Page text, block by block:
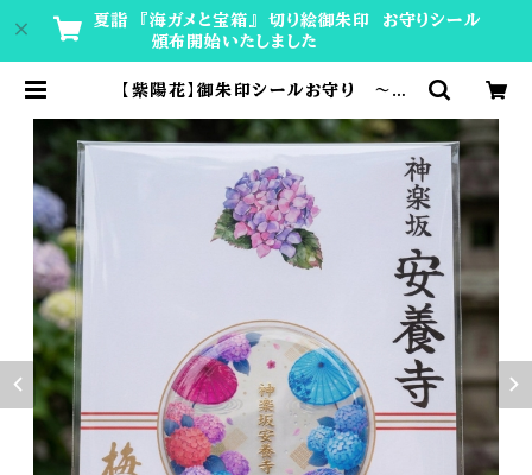
夏詣 『海ガメと宝箱』 切り絵御朱印 お守りシール
頒布開始いたしました
【紫陽花】御朱印シールお守り 〜水